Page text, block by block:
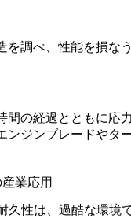
を調べ、性能を損な
間の経過とともに応
ンジンブレードやタ
業応用
久性は、過酷な環境